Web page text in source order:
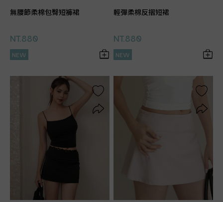
無腰節柔棉包臀短褲裙
NT.880
NEW
輕彈柔棉反摺短裙
NT.880
NEW